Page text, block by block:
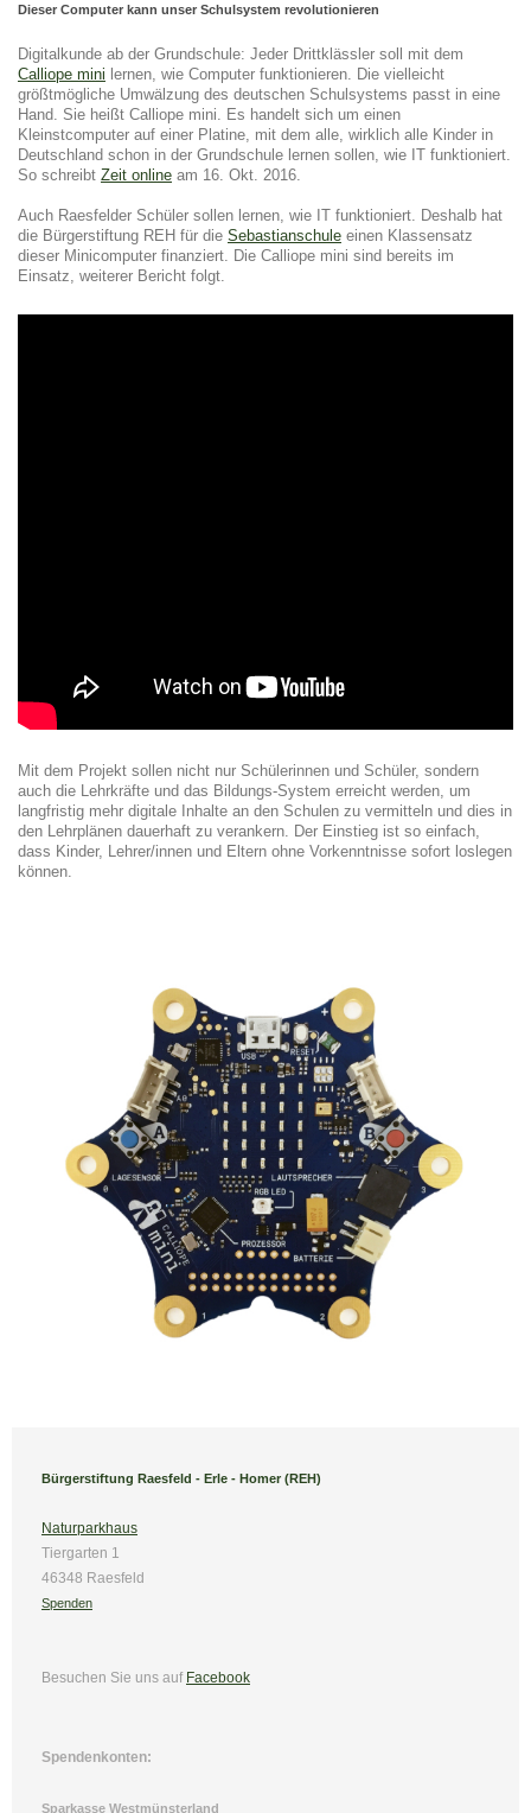
Dieser Computer kann unser Schulsystem revolutionieren
Digitalkunde ab der Grundschule: Jeder Drittklässler soll mit dem
Calliope mini lernen, wie Computer funktionieren. Die vielleicht
größtmögliche Umwälzung des deutschen Schulsystems passt in eine
Hand. Sie heißt Calliope mini. Es handelt sich um einen
Kleinstcomputer auf einer Platine, mit dem alle, wirklich alle Kinder in
Deutschland schon in der Grundschule lernen sollen, wie IT funktioniert.
So schreibt Zeit online am 16. Okt. 2016.
Auch Raesfelder Schüler sollen lernen, wie IT funktioniert. Deshalb hat
die Bürgerstiftung REH für die Sebastianschule einen Klassensatz
dieser Minicomputer finanziert. Die Calliope mini sind bereits im
Einsatz, weiterer Bericht folgt.
Mit dem Projekt sollen nicht nur Schülerinnen und Schüler, sondern
auch die Lehrkräfte und das Bildungs-System erreicht werden, um
langfristig mehr digitale Inhalte an den Schulen zu vermitteln und dies in
den Lehrplänen dauerhaft zu verankern. Der Einstieg ist so einfach,
dass Kinder, Lehrer/innen und Eltern ohne Vorkenntnisse sofort loslegen
können.
Bürgerstiftung Raesfeld - Erle - Homer (REH)
Naturparkhaus
Tiergarten 1
46348 Raesfeld
Spenden
Besuchen Sie uns auf Facebook
Spendenkonten:
Sparkasse Westmünsterland